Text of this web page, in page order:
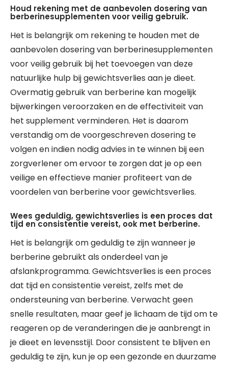
Houd rekening met de aanbevolen dosering van
berberinesupplementen voor veilig gebruik.
Het is belangrijk om rekening te houden met de
aanbevolen dosering van berberinesupplementen
voor veilig gebruik bij het toevoegen van deze
natuurlijke hulp bij gewichtsverlies aan je dieet.
Overmatig gebruik van berberine kan mogelijk
bijwerkingen veroorzaken en de effectiviteit van
het supplement verminderen. Het is daarom
verstandig om de voorgeschreven dosering te
volgen en indien nodig advies in te winnen bij een
zorgverlener om ervoor te zorgen dat je op een
veilige en effectieve manier profiteert van de
voordelen van berberine voor gewichtsverlies.
Wees geduldig, gewichtsverlies is een proces dat
tijd en consistentie vereist, ook met berberine.
Het is belangrijk om geduldig te zijn wanneer je
berberine gebruikt als onderdeel van je
afslankprogramma. Gewichtsverlies is een proces
dat tijd en consistentie vereist, zelfs met de
ondersteuning van berberine. Verwacht geen
snelle resultaten, maar geef je lichaam de tijd om te
reageren op de veranderingen die je aanbrengt in
je dieet en levensstijl. Door consistent te blijven en
geduldig te zijn, kun je op een gezonde en duurzame